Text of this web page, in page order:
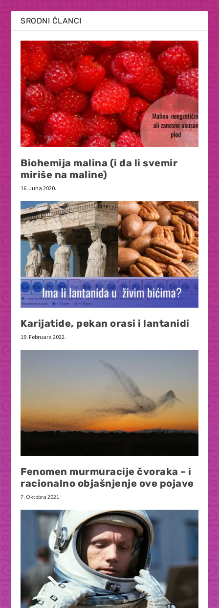
SRODNI ČLANCI
Biohemija malina (i da li svemir
miriše na maline)
16. Juna 2020.
Karijatide, pekan orasi i lantanidi
19. Februara 2022.
Fenomen murmuracije čvoraka – i
racionalno objašnjenje ove pojave
7. Oktobra 2021.